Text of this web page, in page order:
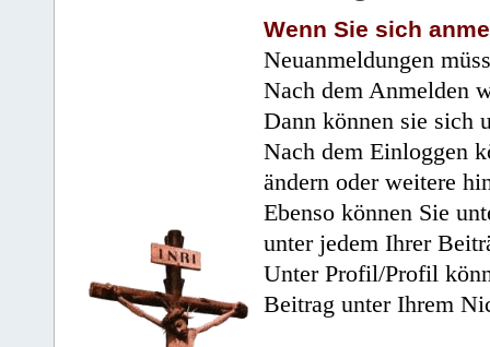
Wenn Sie sich
Neuanmeldungen
Nach dem Anmelden
Dann können sie sich
Nach dem Einloggen
ändern oder weitere
Ebenso können Sie
unter jedem Ihrer
Unter Profil/Profil
Beitrag unter Ihrem